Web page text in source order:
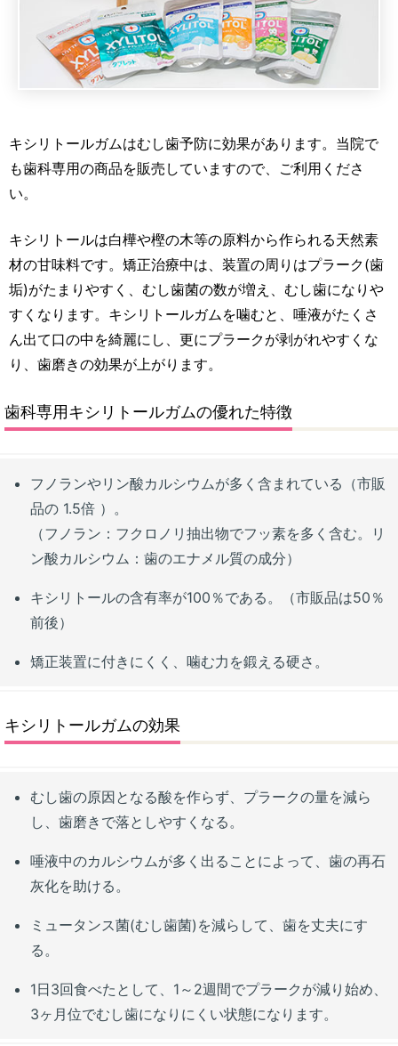
キシリトールガムはむし歯予防に効果があります。当院で
も歯科専用の商品を販売していますので、ご利用くださ
い。
キシリトールは白樺や樫の木等の原料から作られる天然素
材の甘味料です。矯正治療中は、装置の周りはプラーク(歯
垢)がたまりやすく、むし歯菌の数が増え、むし歯になりや
すくなります。キシリトールガムを噛むと、唾液がたくさ
ん出て口の中を綺麗にし、更にプラークが剥がれやすくな
り、歯磨きの効果が上がります。
歯科専用キシリトールガムの優れた特徴
フノランやリン酸カルシウムが多く含まれている（市販
品の 1.5倍 ）。
（フノラン：フクロノリ抽出物でフッ素を多く含む。リ
ン酸カルシウム：歯のエナメル質の成分）
キシリトールの含有率が100％である。（市販品は50％
前後）
矯正装置に付きにくく、噛む力を鍛える硬さ。
キシリトールガムの効果
むし歯の原因となる酸を作らず、プラークの量を減ら
し、歯磨きで落としやすくなる。
唾液中のカルシウムが多く出ることによって、歯の再石
灰化を助ける。
ミュータンス菌(むし歯菌)を減らして、歯を丈夫にす
る。
1日3回食べたとして、1～2週間でプラークが減り始め、
3ヶ月位でむし歯になりにくい状態になります。